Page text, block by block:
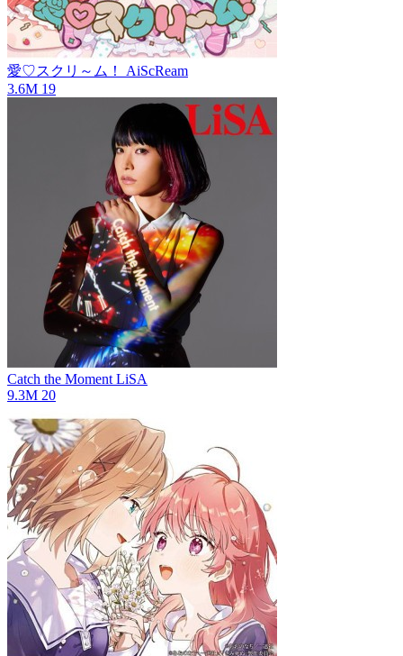
愛♡スクリ～ム！
AiScReam
3.6M 19
Catch the Moment LiSA
9.3M 20